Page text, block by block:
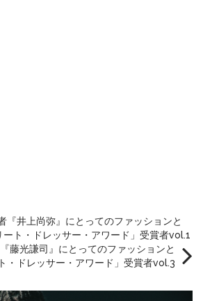
『井上尚弥』にとってのファッションと
ト・ドレッサー・アワード」受賞者vol.1
藤光謙司』にとってのファッションと
・ドレッサー・アワード」受賞者vol.3